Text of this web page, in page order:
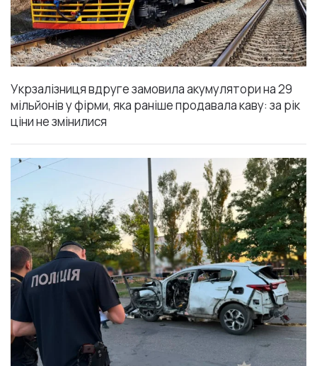
Укрзалізниця вдруге замовила акумулятори на 29
мільйонів у фірми, яка раніше продавала каву: за рік
ціни не змінилися